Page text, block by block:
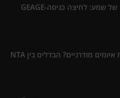
התקפות SVG-Finding במסווה של שמע: לחיצה כניסה-GEAGE
מהו NDR וכיצד הוא עוזר לזהות איומים מודרניים? הבדלים בין NTA